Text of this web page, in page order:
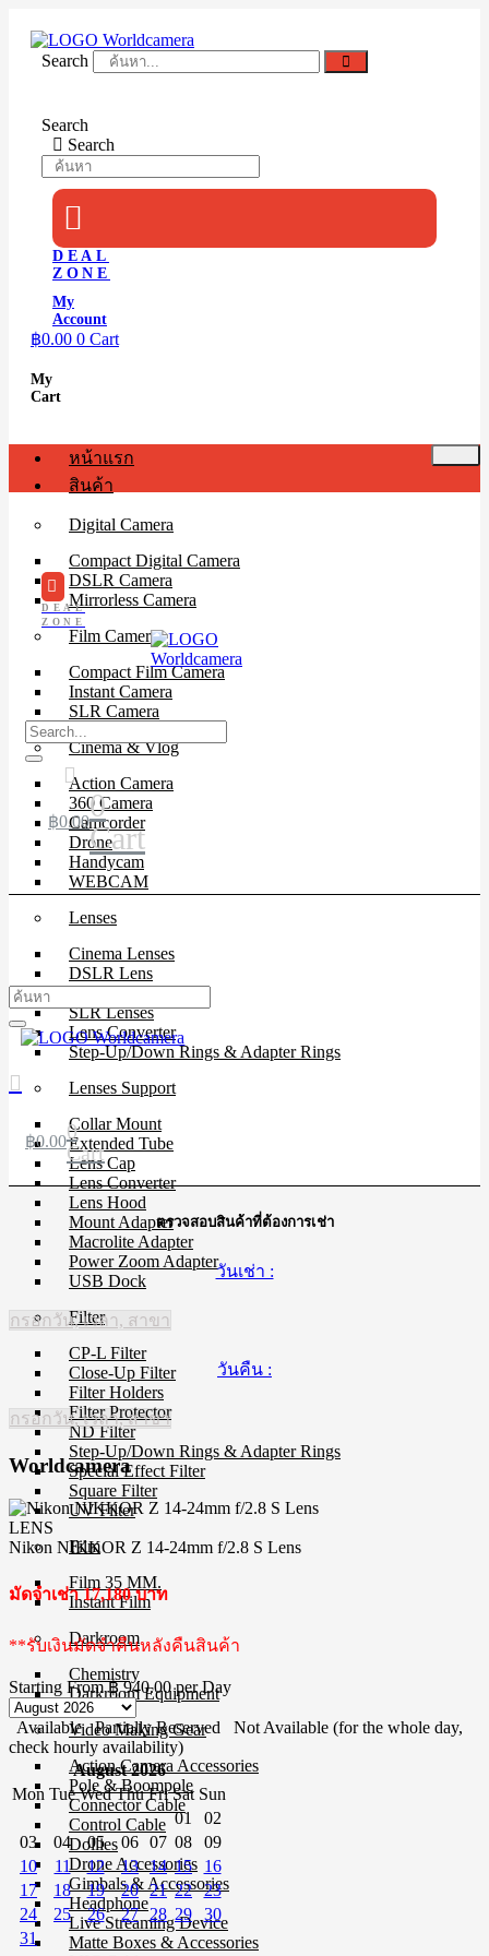
contentSearch
Search
Search
DEAL
ZONE
My
Account
฿0.00 0 Cart
My
Cart
หน้าแรก
สินค้า
Digital Camera
Compact Digital Camera
DSLR Camera
Mirrorless Camera
Film Camera
Compact Film Camera
Instant Camera
SLR Camera
Cinema & Vlog
Action Camera
360 Camera
Camcorder
Drone
Handycam
WEBCAM
Lenses
Cinema Lenses
DSLR Lens
Mirrorless Lens
SLR Lenses
Lens Converter
Step-Up/Down Rings & Adapter Rings
Lenses Support
Collar Mount
Extended Tube
Lens Cap
Lens Converter
Lens Hood
Mount Adapter
Macrolite Adapter
Power Zoom Adapter
USB Dock
Filter
CP-L Filter
Close-Up Filter
Filter Holders
Filter Protector
ND Filter
Step-Up/Down Rings & Adapter Rings
Special Effect Filter
Square Filter
UV Filter
Film
Film 35 MM.
Instant Film
Darkroom
Chemistry
Darkroom Equipment
Video Making Gear
Action Camera Accessories
Pole & Boompole
Connector Cable
Control Cable
Dollies
Drone Accessories
Gimbals & Accessories
Headphone
Live Streaming Device
Matte Boxes & Accessories
DEAL
ZONE
฿0.000
Cart
฿0.000
Cart
ตรวจสอบสินค้าที่ต้องการเช่า
วันเช่า :
กรอกวัน, เวลา, สาขา
วันคืน :
กรอกวัน, เวลา, สาขา
Worldcamera
LENS
Nikon NIKKOR Z 14-24mm f/2.8 S Lens
มัดจำเช่า 17,180 บาท
**รับเงินมัดจำคืนหลังคืนสินค้า
Starting From ฿ 940.00 per Day
Available Partially Reserved
Not Available (for the whole day,
check hourly availability)
August 2026
Mon Tue Wed Thu Fri Sat Sun
01
02
03
04 05 06 07 08
09
10
11 12 13 14 15
16
17
18 19 20 21 22
23
24
25 26 27 28 29
30
31